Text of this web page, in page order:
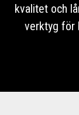
kvalitet och
verktyg för